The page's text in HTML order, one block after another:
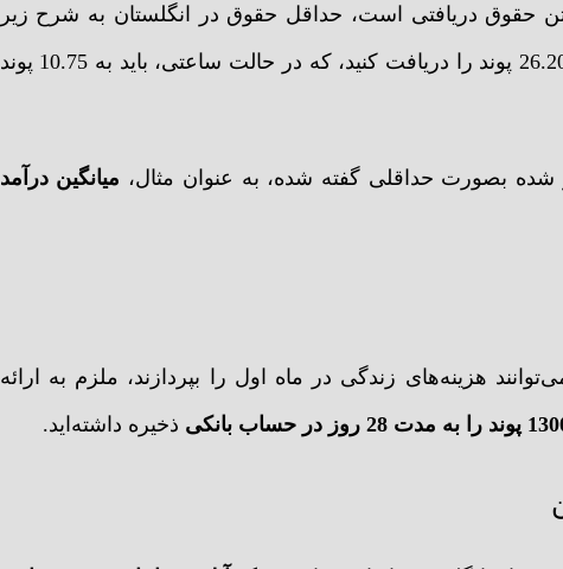
حقوق دریافتی است، حداقل حقوق در انگلستان به شرح زیر
است. در حالت میانگین، شما در سال باید چیزی حدود 26.200 پوند را دریافت کنید، که در حالت ساعتی، باید به 10.75 پوند
شده بصورت حداقلی گفته شده، به عنوان مثال، میانگین درآمد
هزینه‌های زندگی در ماه اول را بپردازند، ملزم به ارائه
به مدت 28 روز در حساب بانکی ذخیره داشته‌اید.